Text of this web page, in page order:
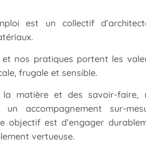
est un collectif
nos pratiques portent les
frugale et sensible.
matière et des savoir-faire,
un accompagnement sur-
objectif est d’engager
vertueuse.